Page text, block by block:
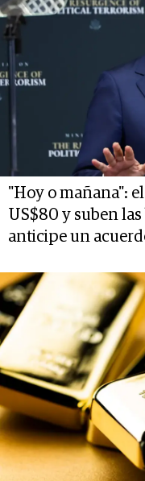
"Hoy o mañana":
US$80 y suben
anticipe un